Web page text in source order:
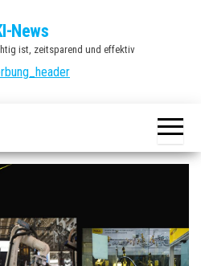
News
ist, zeitsparend und effektiv